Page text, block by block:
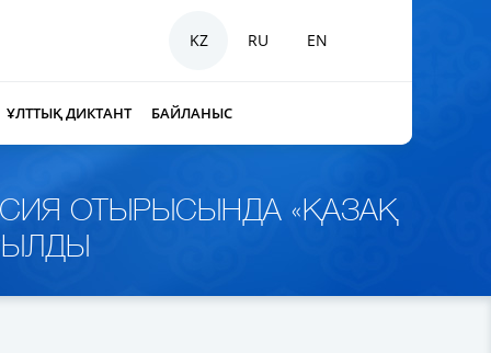
KZ RU EN
ҰЛТТЫҚ ДИКТАНТ БАЙЛАНЫС
ОТЫРЫСЫНДА «ҚАЗАҚ